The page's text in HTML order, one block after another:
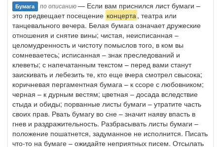
Бумага по описанию— Если вам приснился лист бумаги –
это предвещает посещение концерта, театра или
танцевального вечера. Белая бумага означает дружеские
отношения и снятие вины; чистая, неисписанная –
целомудренность и чистоту помыслов того, в ком вы
сомневаетесь; исписанная – знак преследований и
клеветы; с напечатанным текстом – перед вами станут
заискивать и лебезить те, кто еще вчера смотрел свысока;
коричневая пергаментная бумага – к ссоре с любовником;
черная – к дурным вестям; цветная – досада вследствие
стыда и обиды; порванные листы бумаги – утратите часть
своих прав. Рвать бумагу во сне – значит наяву впасть в
гнев и раздражительность. Разбрасывать листы бумаги –
положение пошатнется, задуманное не исполнится. Писать
что-то на бумаге – ожидайте неприятных писем. Отсылать